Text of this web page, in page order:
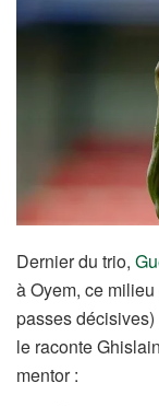
Dernier du trio,
à Oyem, ce
passes
le raconte
mentor :